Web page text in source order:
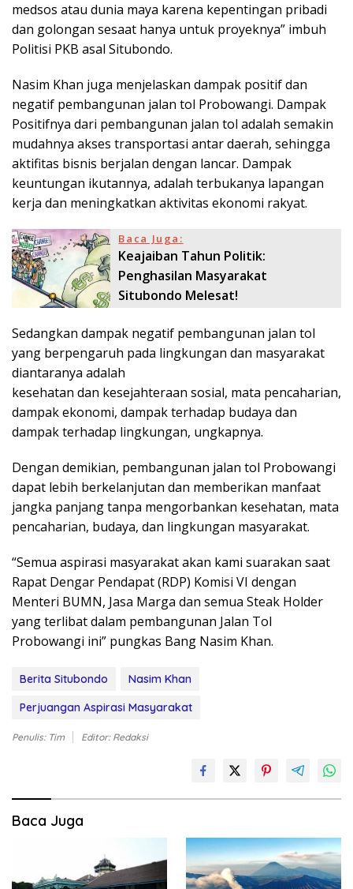
medsos atau dunia maya karena kepentingan pribadi
dan golongan sesaat hanya untuk proyeknya” imbuh
Politisi PKB asal Situbondo.
Nasim Khan juga menjelaskan dampak positif dan
negatif pembangunan jalan tol Probowangi. Dampak
Positifnya dari pembangunan jalan tol adalah semakin
mudahnya akses transportasi antar daerah, sehingga
aktifitas bisnis berjalan dengan lancar. Dampak
keuntungan ikutannya, adalah terbukanya lapangan
kerja dan meningkatkan aktivitas ekonomi rakyat.
Baca Juga:
Keajaiban Tahun Politik:
Penghasilan Masyarakat
Situbondo Melesat!
Sedangkan dampak negatif pembangunan jalan tol
yang berpengaruh pada lingkungan dan masyarakat
diantaranya adalah
kesehatan dan kesejahteraan sosial, mata pencaharian,
dampak ekonomi, dampak terhadap budaya dan
dampak terhadap lingkungan, ungkapnya.
Dengan demikian, pembangunan jalan tol Probowangi
dapat lebih berkelanjutan dan memberikan manfaat
jangka panjang tanpa mengorbankan kesehatan, mata
pencaharian, budaya, dan lingkungan masyarakat.
“Semua aspirasi masyarakat akan kami suarakan saat
Rapat Dengar Pendapat (RDP) Komisi VI dengan
Menteri BUMN, Jasa Marga dan semua Steak Holder
yang terlibat dalam pembangunan Jalan Tol
Probowangi ini” pungkas Bang Nasim Khan.
Berita Situbondo
Nasim Khan
Perjuangan Aspirasi Masyarakat
Penulis: Tim Editor: Redaksi
Baca Juga